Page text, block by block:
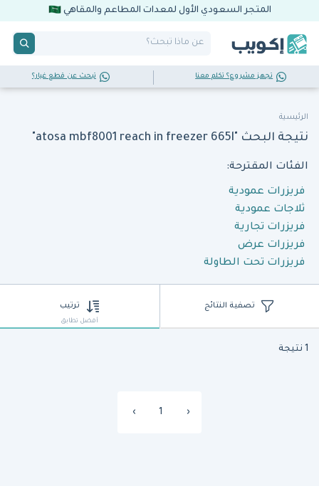
المتجر السعودي الأول لمعدات المطاعم والمقاهي
تجهز مشروع؟ تكلم معنا تبحث عن قطع غيار؟
الرئيسية
نتيجة البحث "atosa mbf8001 reach in freezer 665l"
الفئات المقترحة:
فريزرات عمودية
ثلاجات عمودية
فريزرات تجارية
فريزرات عرض
فريزرات تحت الطاولة
تصفية النتائج ترتيب
أفضل تطابق
1 نتيجة
‹
1
›